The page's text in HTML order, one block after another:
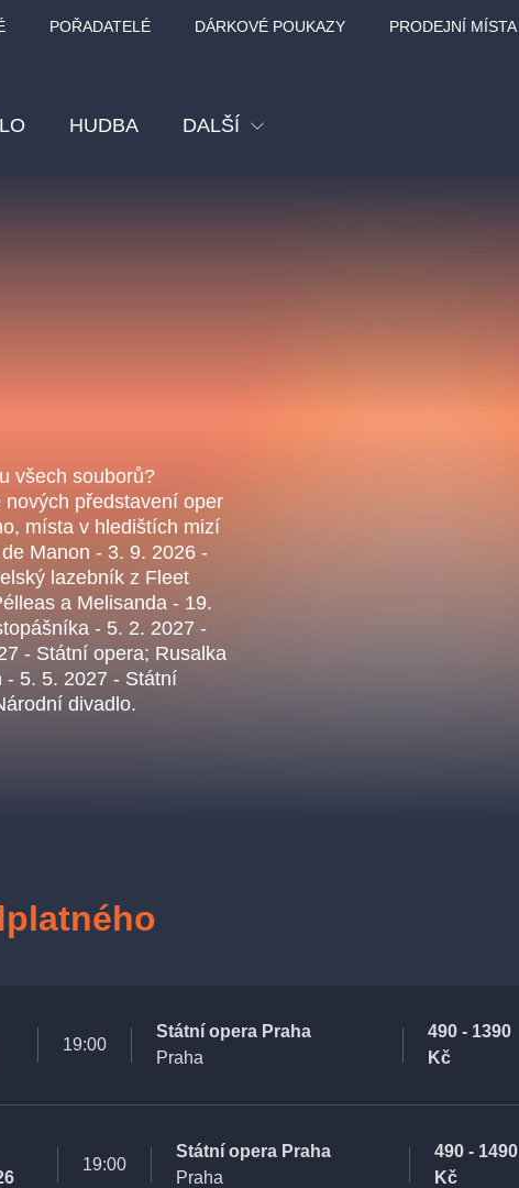
POŘADATELÉ DÁRKOVÉ POUKAZY PRODEJNÍ MÍSTA
HUDBA DALŠÍ
všech souborů?
představení oper
místa v hledištích mizí
Manon - 3. 9. 2026 -
lazebník z Fleet
a Melisanda - 19.
- 5. 2. 2027 -
- Státní opera; Rusalka
- 5. 5. 2027 - Státní
divadlo.
19:00
Státní opera Praha
Praha
490 - 1390
Kč
19:00
Státní opera Praha
Praha
490 - 1490
Kč
Agency,